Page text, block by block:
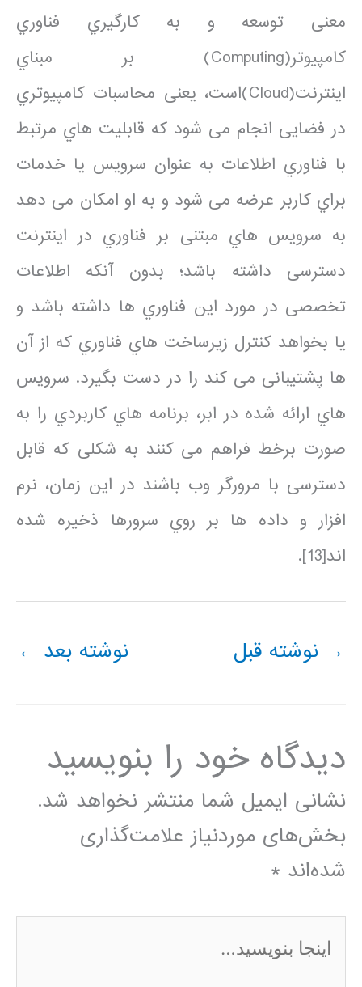
معنی توسعه و به کارگیري فناوري
کامپیوتر(Computing) بر مبناي
اینترنت(Cloud)است، یعنی محاسبات کامپیوتري
در فضایی انجام می شود که قابلیت هاي مرتبط
با فناوري اطلاعات به عنوان سرویس یا خدمات
براي کاربر عرضه می شود و به او امکان می دهد
به سرویس هاي مبتنی بر فناوري در اینترنت
دسترسی داشته باشد؛ بدون آنکه اطلاعات
تخصصی در مورد این فناوري ها داشته باشد و
یا بخواهد کنترل زیرساخت هاي فناوري که از آن
ها پشتیبانی می کند را در دست بگیرد. سرویس
هاي ارائه شده در ابر، برنامه هاي کاربردي را به
صورت برخط فراهم می کنند به شکلی که قابل
دسترسی با مرورگر وب باشند در این زمان، نرم
افزار و داده ها بر روي سرورها ذخیره شده
اند[13].
→ نوشته قبل نوشته بعد ←
دیدگاه‌ خود را بنویسید
نشانی ایمیل شما منتشر نخواهد شد.
بخش‌های موردنیاز علامت‌گذاری
شده‌اند *
اینجا
بنویسید…